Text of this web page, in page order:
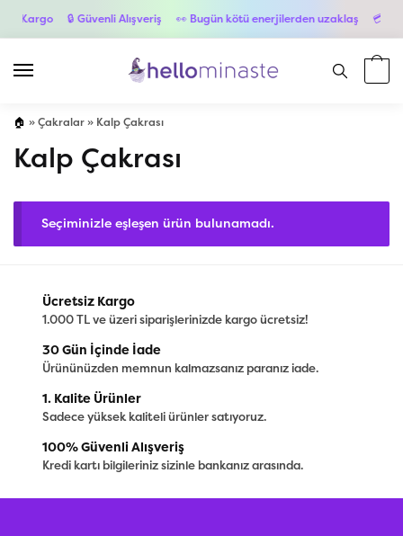
Kargo 🔒 Güvenli Alışveriş 👀 Bugün kötü enerjilerden uzaklaş 💳 6
🏠 » Çakralar » Kalp Çakrası
Kalp Çakrası
Seçiminizle eşleşen ürün bulunamadı.
Ücretsiz Kargo
1.000 TL ve üzeri siparişlerinizde kargo ücretsiz!
30 Gün İçinde İade
Ürününüzden memnun kalmazsanız paranız iade.
1. Kalite Ürünler
Sadece yüksek kaliteli ürünler satıyoruz.
100% Güvenli Alışveriş
Kredi kartı bilgileriniz sizinle bankanız arasında.